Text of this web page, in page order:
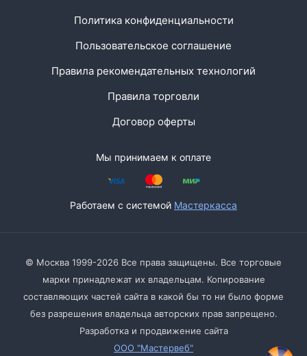
Политика конфиденциальности
Пользовательское соглашение
Правила рекомендательных технологий
Правила торговли
Договор оферты
Мы принимаем к оплате
Работаем с системой Мастеркасса
© Москва 1999-2026 Все права защищены. Все торговые
марки принадлежат их владельцам. Копирование
составляющих частей сайта в какой бы то ни было форме
без разрешения владельца авторских прав запрещено.
Разработка и продвижение сайта
ООО "Мастервеб"